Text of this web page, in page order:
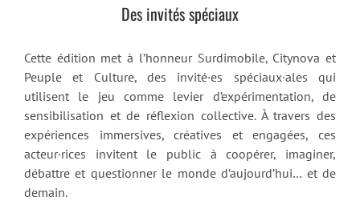
Des invités spéciaux
Cette édition met à l’honneur Surdimobile, Citynova et
Peuple et Culture, des invité·es spéciaux·ales qui
utilisent le jeu comme levier d’expérimentation, de
sensibilisation et de réflexion collective. À travers des
expériences immersives, créatives et engagées, ces
acteur·rices invitent le public à coopérer, imaginer,
débattre et questionner le monde d’aujourd’hui… et de
demain.